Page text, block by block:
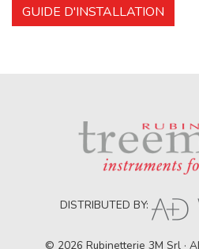
GUIDE D'INSTALLATION
DISTRIBUTED BY:
© 2026 Rubinetterie 3M Srl ·